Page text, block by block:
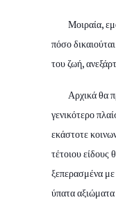
Μοιραία,
πόσο
του ζωή,
Αρχικά θα
γενικότερο
εκάστοτε
τέτοιου είδους
ξεπερασμένα
ύπατα